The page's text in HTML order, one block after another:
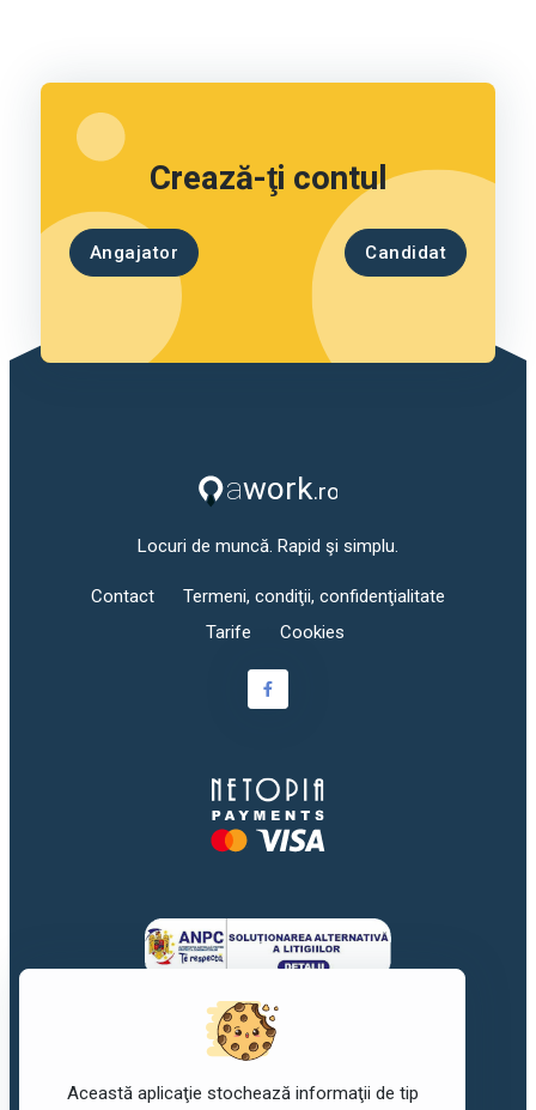
Crează-ţi contul
Angajator Candidat
Locuri de muncă. Rapid şi simplu.
Contact
Termeni, condiţii, confidenţialitate
Tarife
Cookies
©2017-2026awork. Toate drepturile rezervate.
Această aplicaţie stochează informaţii de tip